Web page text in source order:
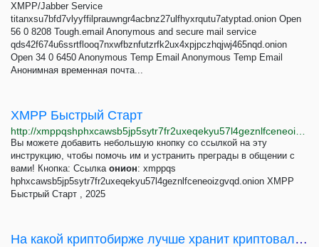
XMPP/Jabber Service
titanxsu7bfd7vlyyffilprauwngr4acbnz27ulfhyxrqutu7atyptad.onion Open
56 0 8208 Tough.email Anonymous and secure mail service
qds42f674u6ssrtflooq7nxwfbznfutzrfk2ux4xpjpczhqjwj465nqd.onion
Open 34 0 6450 Anonymous Temp Email Anonymous Temp Email
Анонимная временная почта...
XMPP Быстрый Старт
Вы можете добавить небольшую кнопку со ссылкой на эту
инструкцию, чтобы помочь им и устранить преграды в общении с
вами! Кнопка: Ссылка онион: xmppqs
hphxcawsb5jp5sytr7fr2uxeqekyu57l4geznlfceneoizgvqd.onion XMPP
Быстрый Старт , 2025
На какой криптобирже лучше хранит криптовалюту? - BAZA!